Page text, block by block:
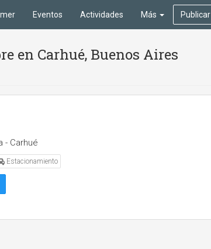
Eventos Actividades Más Publicar
en Carhué, Buenos Aires
- Carhué
Estacionamiento